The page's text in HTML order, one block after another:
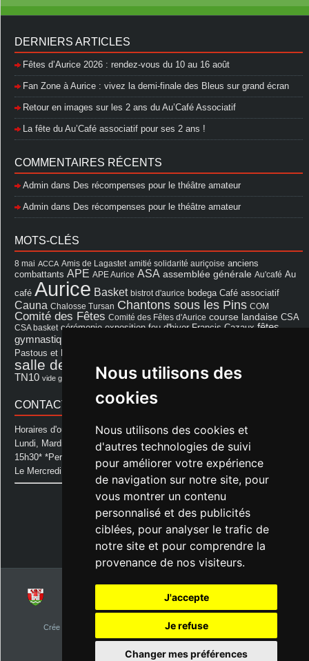
Nous utilisons des
cookies
Nous utilisons des cookies et
d'autres technologies de suivi
pour améliorer votre expérience
de navigation sur notre site, pour
vous montrer un contenu
personnalisé et des publicités
ciblées, pour analyser le trafic de
notre site et pour comprendre la
provenance de nos visiteurs.
J'accepte
Je refuse
Changer mes préférences
DERNIERS ARTICLES
Fêtes d’Aurice 2026 : rendez-vous du 10 au 16 août
Fan Zone à Aurice : vivez la demi-finale des Bleus sur grand écran
Retour en images sur les 2 ans du Au’Café Associatif
La fête du Au’Café associatif pour ses 2 ans !
COMMENTAIRES RÉCENTS
Admin dans Des récompenses pour le théâtre amateur
Admin dans Des récompenses pour le théâtre amateur
MOTS-CLÉS
8 mai ACCA Amis de Lagastet amitié solidarité auriçoise anciens
combattants APE APE Aurice ASA assemblée générale Au'café Au
café Aurice Basket bistrot d'aurice bodega Café associatif
Cauna Chalosse Tursan Chantons sous les Pins COM
Comité des Fêtes Comité des Fêtes d'Aurice course landaise CSA
CSA basket cérémonie exposition feu d'hiver Francis Cazaux fêtes
gymnastique volontaire
Pastous et Pastourettes
salle des fêtes salle des fêtes d'aurice Souprosse
TN10 vide grenier Voeux école
CONTACT MAIRIE
Horaires d'ouverture de la Mairie:
Lundi, Mardi, Jeudi et Vendredi : de 08h00 à 11h30 et de 12h30 à
15h30* *Permanence téléphonique jusqu'à 17h00
Le Mercredi : de 08h00 à 11h00
Mairie d'Aurice
14 Avenue des Pastous
Tel : 05 58 76 06 50
Plus d'infos »
Commune d'Aurice – Landes 40
Crée par | Theme Designé et hébergé par : NetClic.fr